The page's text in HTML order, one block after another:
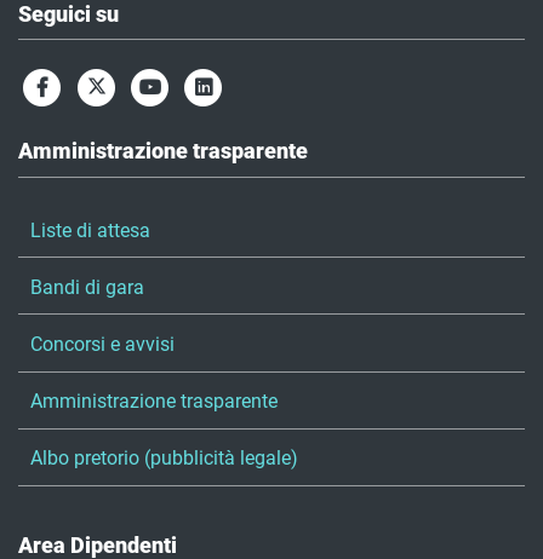
Seguici su
Amministrazione trasparente
Liste di attesa
Bandi di gara
Concorsi e avvisi
Amministrazione trasparente
Albo pretorio (pubblicità legale)
Area Dipendenti